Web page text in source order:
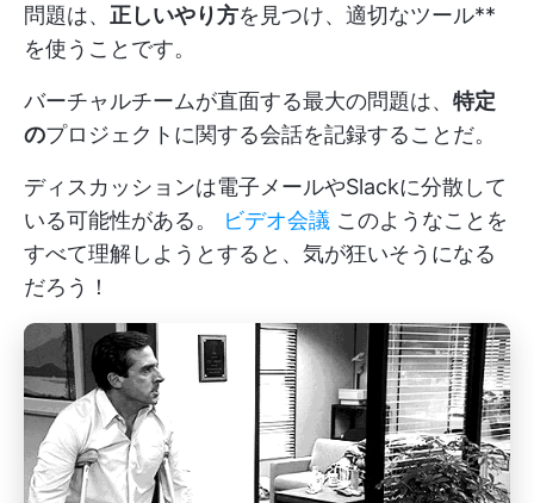
問題は、 正しいやり方を見つけ、適切なツール**
を使うことです。
バーチャルチームが直面する最大の問題は、 特定
のプロジェクトに関する会話を記録することだ。
ディスカッションは電子メールやSlackに分散して
いる可能性がある。
ビデオ会議 このようなことを
すべて理解しようとすると、気が狂いそうになる
だろう！